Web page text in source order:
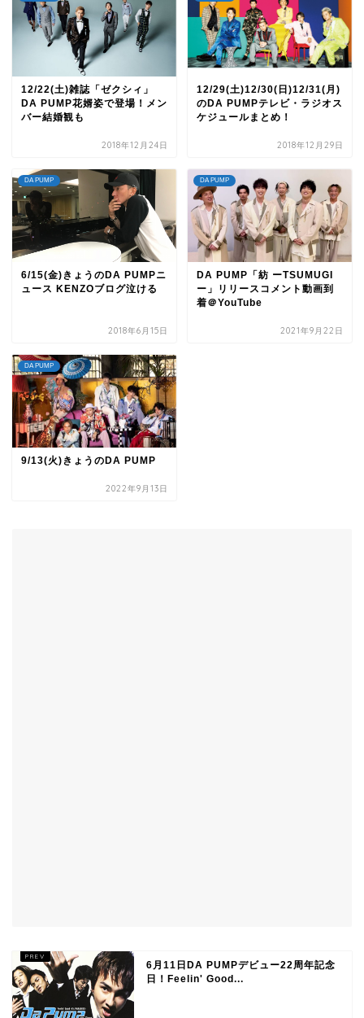
12/22(土)雑誌「ゼクシィ」
DA PUMP花婿姿で登場！メン
バー結婚観も
2018年12月24日
12/29(土)12/30(日)12/31(月)
のDA PUMPテレビ・ラジオス
ケジュールまとめ！
2018年12月29日
DA PUMP
6/15(金)きょうのDA PUMPニ
ュース KENZOブログ泣ける
2018年6月15日
DA PUMP
DA PUMP「紡 ーTSUMUGI
ー」リリースコメント動画到
着＠YouTube
2021年9月22日
DA PUMP
9/13(火)きょうのDA PUMP
2022年9月13日
6月11日DA PUMPデビュー22周年記念
日！Feelin' Good...